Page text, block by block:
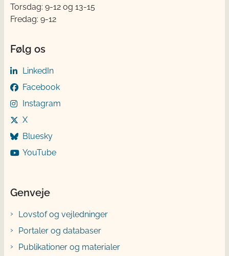
Torsdag: 9-12 og 13-15
Fredag: 9-12
Følg os
LinkedIn
Facebook
Instagram
X
Bluesky
YouTube
Genveje
Lovstof og vejledninger
Portaler og databaser
Publikationer og materialer